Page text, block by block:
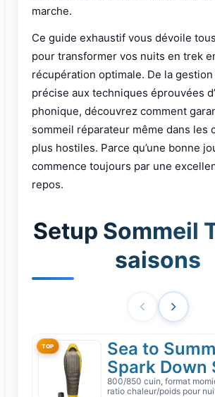
marche.
Ce guide exhaustif vous dévoile
pour transformer vos nuits en trek
récupération optimale. De la
précise aux techniques éprouvées
phonique, découvrez comment
sommeil réparateur même dans les
plus hostiles. Parce qu’une bonne
commence toujours par une
repos.
Setup Sommeil
saisons
TOP
Sea to
Spark Down
Couchage
800/850 cuin, format
ratio chaleur/poids pour